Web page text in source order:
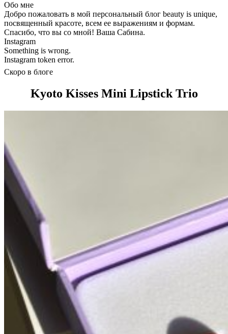
Обо мне
Добро пожаловать в мой персональный блог beauty is unique,
посвященный красоте, всем ее выражениям и формам.
Спасибо, что вы со мной! Ваша Сабина.
Instagram
Something is wrong.
Instagram token error.
Скоро в блоге
Kyoto Kisses Mini Lipstick Trio